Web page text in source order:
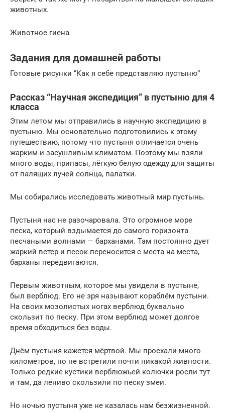
животных.
Животное гиена
Задания для домашней работы
Готовые рисунки “Как я себе представляю пустыню”
Рассказ “Научная экспедиция” в пустыню для 4
класса
Этим летом мы отправились в научную экспедицию в
пустыню. Мы основательно подготовились к этому
путешествию, потому что пустыня отличается очень
жарким и засушливым климатом. Поэтому мы взяли
много воды, припасы, лёгкую белую одежду для защиты
от палящих лучей солнца, палатки.
Мы собирались исследовать животный мир пустынь.
Пустыня нас не разочаровала. Это огромное море
песка, который вздымается до самого горизонта
песчаными волнами — барханами. Там постоянно дует
жаркий ветер и песок переносится с места на места,
барханы передвигаются.
Первым животным, которое мы увидели в пустыне,
был верблюд. Его не зря называют кораблём пустыни.
На своих мозолистых ногах верблюд буквально
скользит по песку. При этом верблюд может долгое
время обходиться без воды.
Днём пустыня кажется мёртвой. Мы проехали много
километров, но не встретили почти никакой живности.
Только редкие кустики верблюжьей колючки росли тут
и там, да лениво скользили по песку змеи.
Но ночью пустыня уже не казалась нам безжизненной.